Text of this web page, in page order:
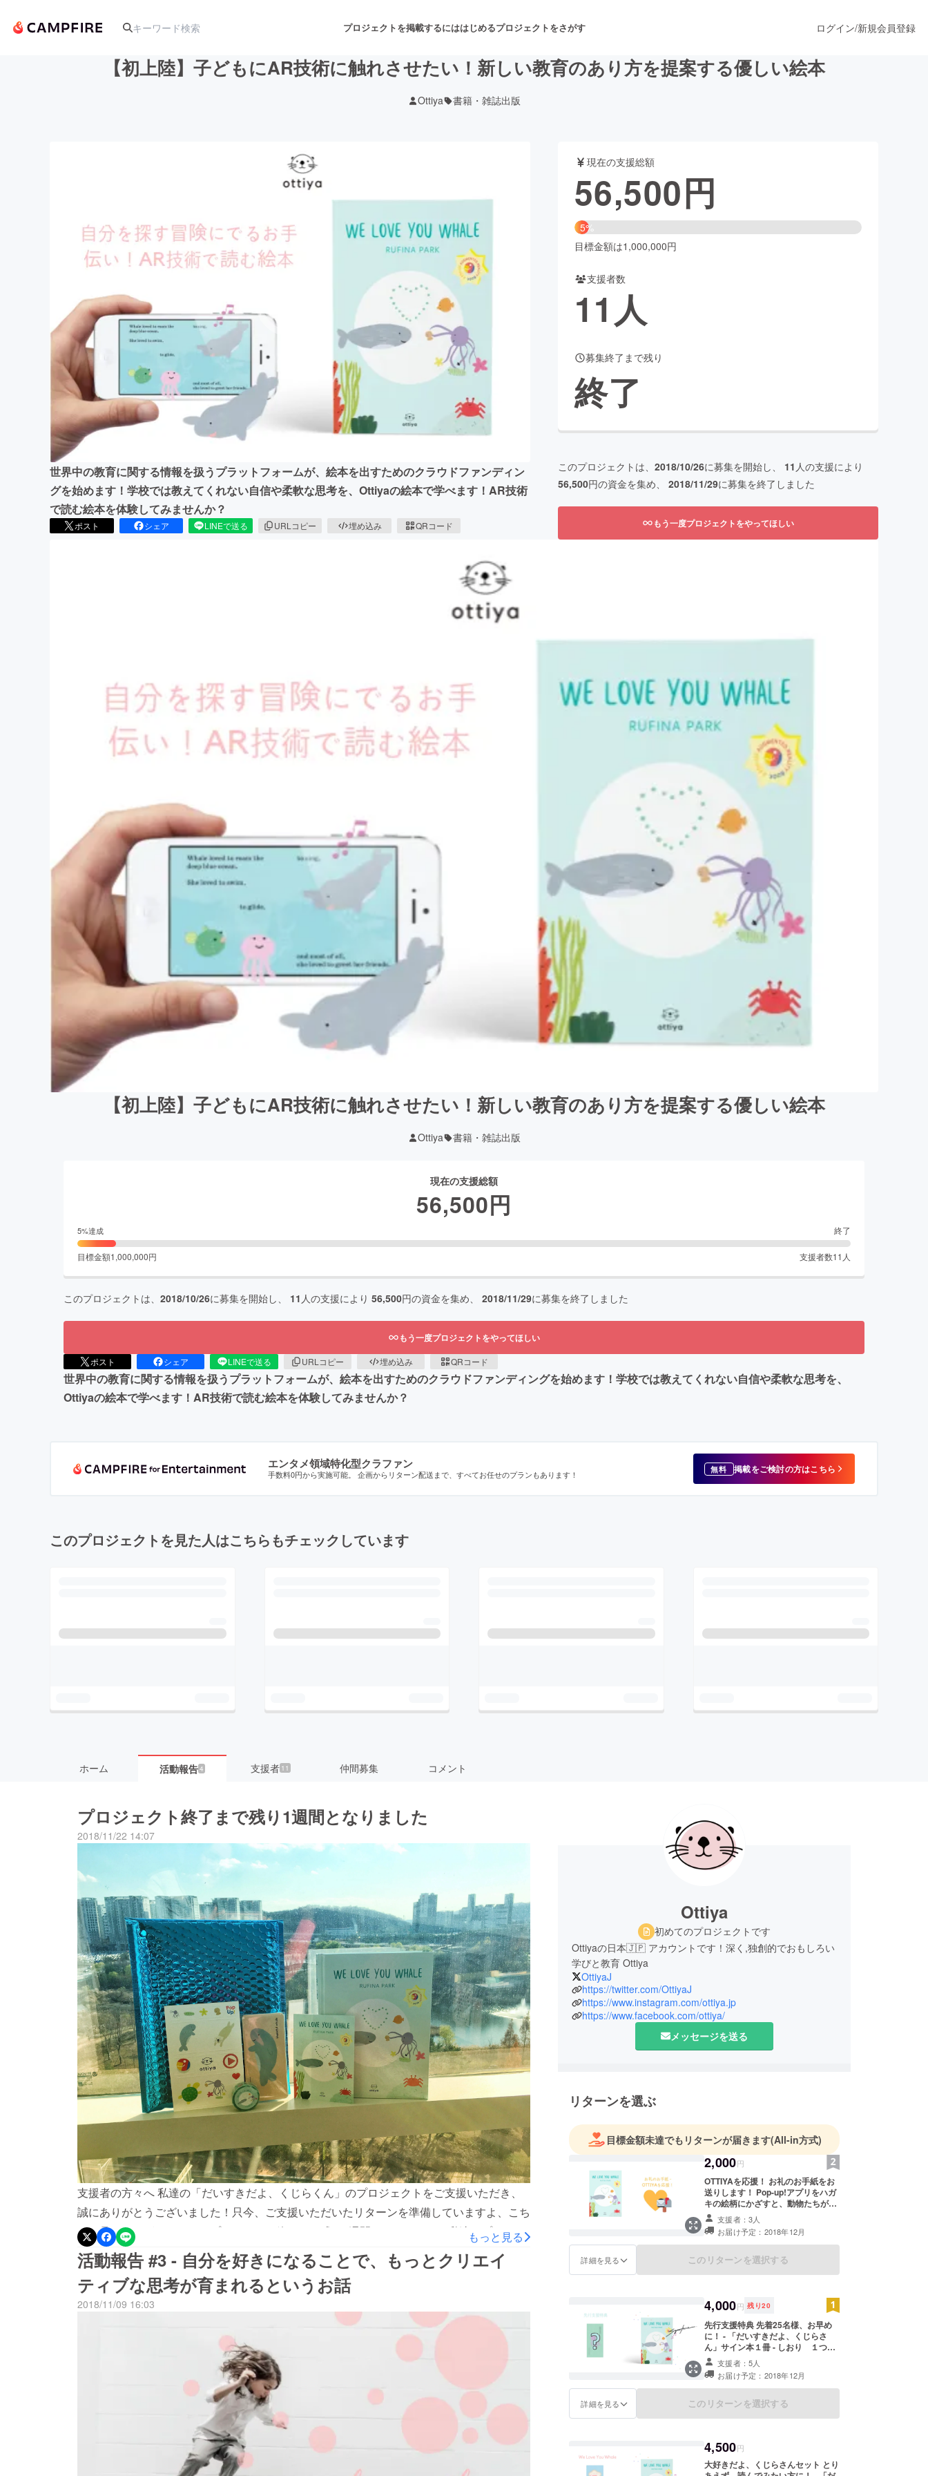
プロジェクトを掲載するにははじめるプロジェクトをさがす
舞台・パフォーマンス
ファッション
映像・映画 書籍・雑誌出版
ビューティー・ヘルスケア
まちづくり・地域活性化
CAMPFIRE for Social GoodCAMPFIRE Creation
CAMPFIREふるさと納税
ログイン/新規会員登録
【初上陸】子どもにAR技術に触れさせたい！新しい教育のあり方を提案する優しい絵本
Ottiya 書籍・雑誌出版
世界中の教育に関する情報を扱うプラットフォームが、絵本を出すためのクラウドファンディン
グを始めます！学校では教えてくれない自信や柔軟な思考を、Ottiyaの絵本で学べます！AR技術
で読む絵本を体験してみませんか？
ポスト シェア LINEで送る URLコピー 埋め込み QRコード
現在の支援総額
56,500円
5%
目標金額は1,000,000円
支援者数
11 人
募集終了まで残り
終了
このプロジェクトは、 2018/10/26に募集を開始し、 11 人の支援により
56,500円の資金を集め、 2018/11/29に募集を終了しました
もう一度プロジェクトをやってほしい
【初上陸】子どもにAR技術に触れさせたい！新しい教育のあり方を提案する優しい絵本
Ottiya 書籍・雑誌出版
現在の支援総額
56,500円
5%達成 終了
目標金額1,000,000円 支援者数11 人
このプロジェクトは、 2018/10/26に募集を開始し、 11 人の支援により 56,500円の資金を集め、 2018/11/29に募集を終了しました
もう一度プロジェクトをやってほしい
ポスト シェア LINEで送る URLコピー 埋め込み QRコード
世界中の教育に関する情報を扱うプラットフォームが、絵本を出すためのクラウドファンディングを始めます！学校では教えてくれない自信や柔軟な思考を、
Ottiyaの絵本で学べます！AR技術で読む絵本を体験してみませんか？
エンタメ領域特化型クラファン
手数料0円から実施可能。 企画からリターン配送まで、すべてお任せのプランもあります！ 無料 掲載をご検討の方はこちら
このプロジェクトを見た人はこちらもチェックしています
ホーム 活動報告4 支援者 11 仲間募集 コメント
プロジェクト終了まで残り1週間となりました
2018/11/22 14:07
支援者の方々へ 私達の「だいすきだよ、くじらくん」のプロジェクトをご支援いただき、
誠にありがとうございました！只今、ご支援いただいたリターンを準備していますよ、こち
らで見ることができます〜プロジェクト終了まで残り1週間となりました。私達のプロジェ
クトのことをお友達に教えていただけますか？子どもたちにとって大事な教育、もっといい
技術との付き合い方があるということを一人でも多くの人に知ってほしいです！ここまで読
んでいただきありがとうございます！では、良い一日を〜
もっと見る
活動報告 #3 - 自分を好きになることで、もっとクリエイ
ティブな思考が育まれるというお話
2018/11/09 16:03
Ottiya
初めてのプロジェクトです
Ottiyaの日本🇯🇵 アカウントです！深く,独創的でおもしろい
学びと教育 Ottiya
OttiyaJ
https://twitter.com/OttiyaJ
https://www.instagram.com/ottiya.jp
https://www.facebook.com/ottiya/
メッセージを送る
リターンを選ぶ
目標金額未達でもリターンが届きます(All-in方式)
2,000円
OTTIYAを応援！ お礼のお手紙をお
送りします！ Pop-up!アプリをハガ
キの絵柄にかざすと、動物たちが動
きます！
支援者：3人
お届け予定：2018年12月
詳細を見る このリターンを選択する
4,000円 残り20
先行支援特典 先着25名様、お早め
に！ - 「だいすきだよ、くじらさ
ん」サイン本１冊 - しおり １つ
(絵柄はランダム)
支援者：5人
お届け予定：2018年12月
詳細を見る このリターンを選択する
4,500円
大好きだよ、くじらさんセット とり